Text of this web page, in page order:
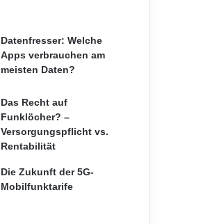
Datenfresser: Welche
Apps verbrauchen am
meisten Daten?
Das Recht auf
Funklöcher? –
Versorgungspflicht vs.
Rentabilität
Die Zukunft der 5G-
Mobilfunktarife